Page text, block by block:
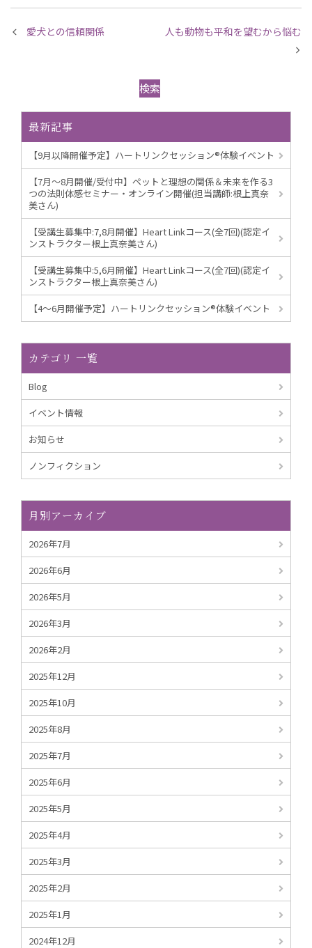
愛犬との信頼関係 人も動物も平和を望むから悩む
検索
最新記事
【9月以降開催予定】ハートリンクセッション®︎体験イベント
【7月～8月開催/受付中】ペットと理想の関係＆未来を作る3
つの法則体感セミナー・オンライン開催(担当講師:根上真奈
美さん)
【受講生募集中:7,8月開催】Heart Linkコース(全7回)(認定イ
ンストラクター根上真奈美さん)
【受講生募集中:5,6月開催】Heart Linkコース(全7回)(認定イ
ンストラクター根上真奈美さん)
【4～6月開催予定】ハートリンクセッション®︎体験イベント
カテゴリ 一覧
Blog
イベント情報
お知らせ
ノンフィクション
月別アーカイブ
2026年7月
2026年6月
2026年5月
2026年3月
2026年2月
2025年12月
2025年10月
2025年8月
2025年7月
2025年6月
2025年5月
2025年4月
2025年3月
2025年2月
2025年1月
2024年12月